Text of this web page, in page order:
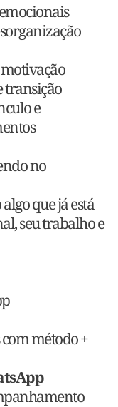
transição
e
no
que já está
seu trabalho e
método +